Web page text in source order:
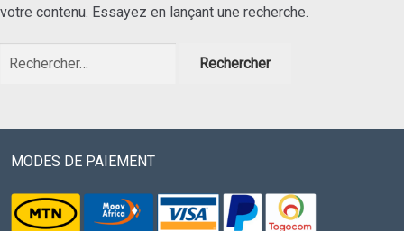
votre contenu. Essayez en lançant une recherche.
Rechercher :
MODES DE PAIEMENT